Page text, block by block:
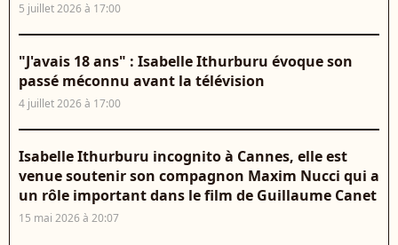
5 juillet 2026 à 17:00
"J'avais 18 ans" : Isabelle Ithurburu évoque son
passé méconnu avant la télévision
4 juillet 2026 à 17:00
Isabelle Ithurburu incognito à Cannes, elle est
venue soutenir son compagnon Maxim Nucci qui a
un rôle important dans le film de Guillaume Canet
15 mai 2026 à 20:07